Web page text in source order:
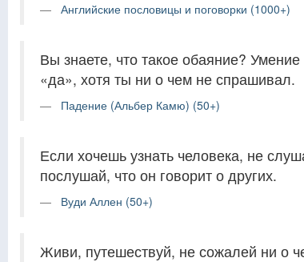
Английские пословицы и поговорки (1000+)
Вы знаете, что такое обаяние? Умение
«да», хотя ты ни о чем не спрашивал.
Падение (Альбер Камю) (50+)
Если хочешь узнать человека, не
послушай, что он говорит о других.
Вуди Аллен (50+)
Живи, путешествуй, не сожалей ни о